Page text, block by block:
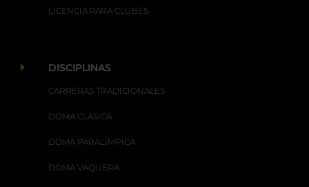
LICENCIA PARA CLUBES
E DISCIPLINAS
CARRERAS TRADICIONALES
DOMA CLÁSICA
DOMA PARALÍMPICA
DOMA VAQUERA